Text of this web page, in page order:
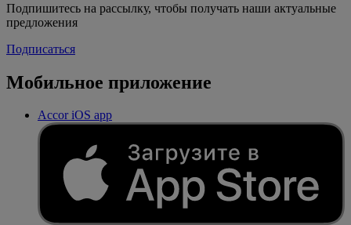
Подпишитесь на рассылку, чтобы получать наши актуальные
предложения
Подписаться
Мобильное приложение
Accor iOS app